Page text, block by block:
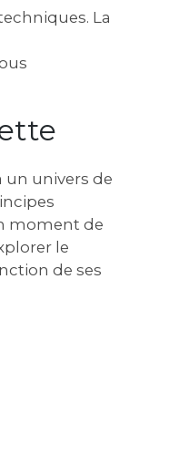
La
un univers de
moment de
le
de ses